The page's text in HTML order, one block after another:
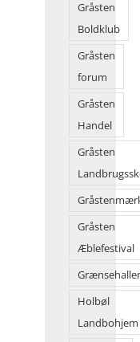
Gråsten
Boldklub
Gråsten
forum
Gråsten
Handel
Gråsten
Gråsten
Æblefestival
Holbøl
Landbohjem